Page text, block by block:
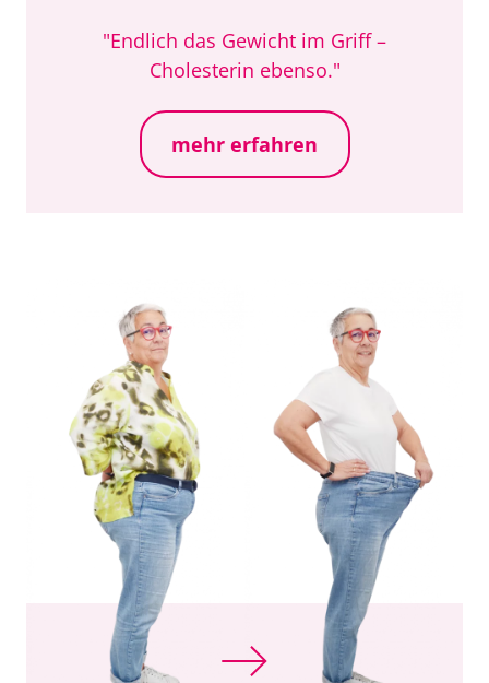
"Endlich das Gewicht im Griff –
Cholesterin ebenso."
mehr erfahren